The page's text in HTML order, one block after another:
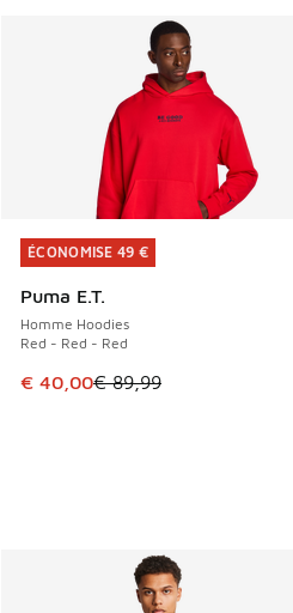
ÉCONOMISE 49 €
Puma E.T.
Homme Hoodies
Red - Red - Red
Cet article est en promotion.
€ 40,00€ 89,99
ÉCONOMISE 49 €